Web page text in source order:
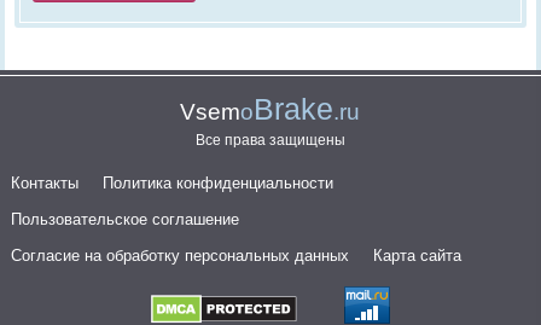
VsemoBrake.ru
Все права защищены
Контакты
Политика конфиденциальности
Пользовательское соглашение
Согласие на обработку персональных данных
Карта сайта